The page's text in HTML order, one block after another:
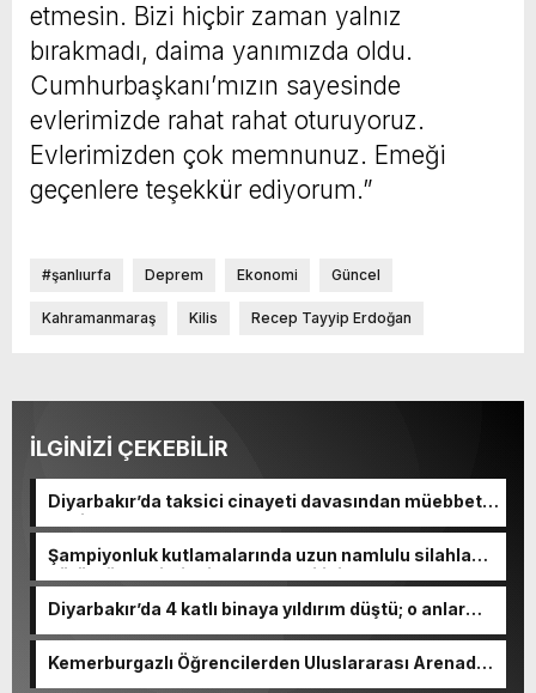
etmesin. Bizi hiçbir zaman yalnız
bırakmadı, daima yanımızda oldu.
Cumhurbaşkanı’mızın sayesinde
evlerimizde rahat rahat oturuyoruz.
Evlerimizden çok memnunuz. Emeği
geçenlere teşekkür ediyorum.”
#şanlıurfa Deprem Ekonomi Güncel
Kahramanmaraş Kilis Recep Tayyip Erdoğan
İLGİNİZİ ÇEKEBİLİR
Diyarbakır’da taksici cinayeti davasından müebbet
hapis kararı çıktı
Şampiyonluk kutlamalarında uzun namlulu silahla
görüntülenmişti! Diyarbakır Valiliği’nden açıklama
Diyarbakır’da 4 katlı binaya yıldırım düştü; o anlar
Kemerburgazlı Öğrencilerden Uluslararası Arenada